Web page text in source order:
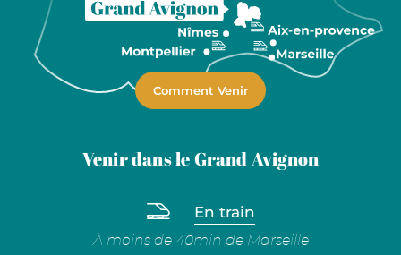
Comment Venir
Venir dans le Grand Avignon
En train
À moins de 40min de Marseille